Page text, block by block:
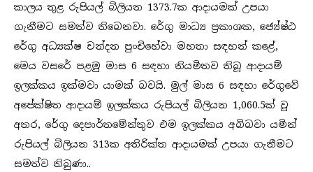
කාලය තුළ රුපියල් බිලියන 1373.7ක ආදායමක් උපයා
ගැනීමට සමත්ව තිබෙනවා. රේගු මාධ්‍ය ප්‍රකාශක, ජ්‍යේෂ්ඨ
රේගු අධ්‍යක්ෂ චන්දන පුංචිහේවා මහතා සඳහන් කළේ,
මෙය වසරේ පළමු මාස 6 සඳහා නියමිතව තිබූ ආදායම්
ඉලක්කය ඉක්මවා යාමක් බවයි. මුල් මාස 6 සඳහා රේගුවේ
අපේක්ෂිත ආදායම් ඉලක්කය රුපියල් බිලියන 1,060.5ක් වූ
අතර, රේගු දෙපාර්තමේන්තුව එම ඉලක්කය අබිබවා යමින්
රුපියල් බිලියන 313ක අතිරික්ත ආදායමක් උපයා ගැනීමට
සමත්ව තිබුණා..